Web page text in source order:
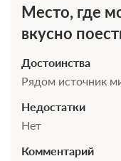
Место, где
вкусно
Достоинства
Рядом источник
Недостатки
Нет
Комментарий